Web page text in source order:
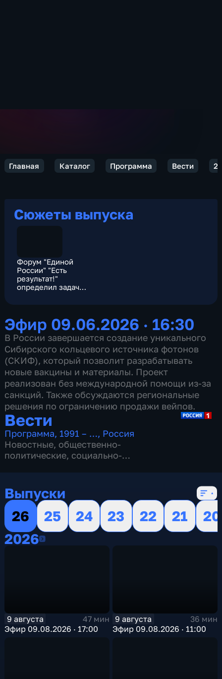
Главная Каталог Программа Вести
Сюжеты выпуска
Форум "Единой
России" "Есть
результат!"
определил задачи
Эфир 09.06.2026 · 16:30
В России завершается создание уникального
Сибирского кольцевого источника фотонов
(СКИФ), который позволит разрабатывать
новые вакцины и материалы. Проект
реализован без международной помощи из-за
санкций. Также обсуждаются региональные
решения по ограничению продажи вейпов.
Вести
Программа, 1991 – …, Россия
Новостные, общественно-
политические, социально-
Выпуски
26
25 24 23 22 21
20
20262026
9 августа
47 мин
Эфир 09.08.2026 · 17:00
9 августа
36 мин
Эфир 09.08.2026 · 11:00